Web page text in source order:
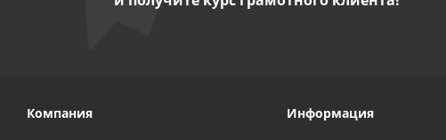
Компания Информация